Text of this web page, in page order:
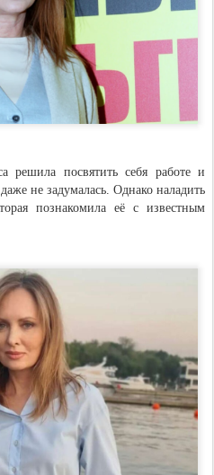
решила посвятить себя работе и
не задумалась. Однако наладить
познакомила её с известным